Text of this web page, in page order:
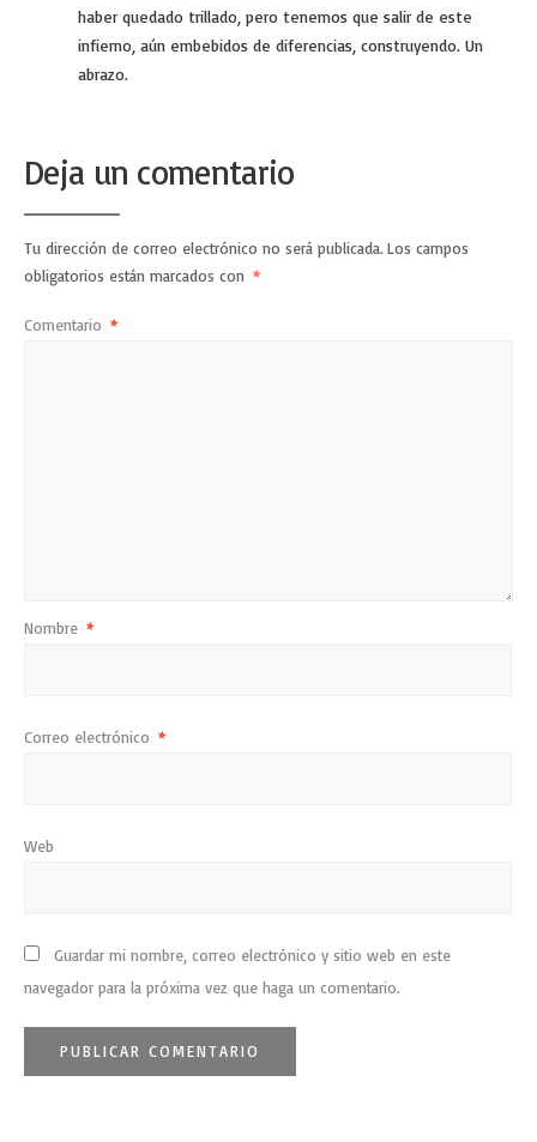
haber quedado trillado, pero tenemos que salir de este
infierno, aún embebidos de diferencias, construyendo. Un
abrazo.
Deja un comentario
Tu dirección de correo electrónico no será publicada. Los campos
obligatorios están marcados con *
Comentario *
Nombre *
Correo electrónico *
Web
Guardar mi nombre, correo electrónico y sitio web en este
navegador para la próxima vez que haga un comentario.